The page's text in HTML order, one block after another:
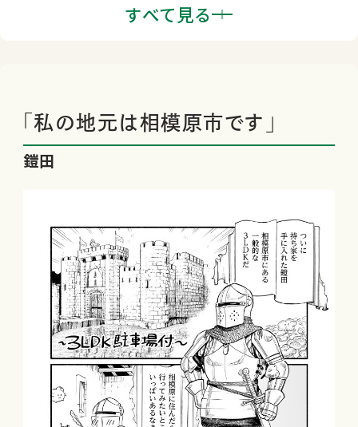
高野史緒と『ビブリオフォリア・ラプソディ
あるいは本と本の間の旅』
「私の地元は相模原市です」／鎧田
すべて見る
「私の地元は相模原市です」
鎧田